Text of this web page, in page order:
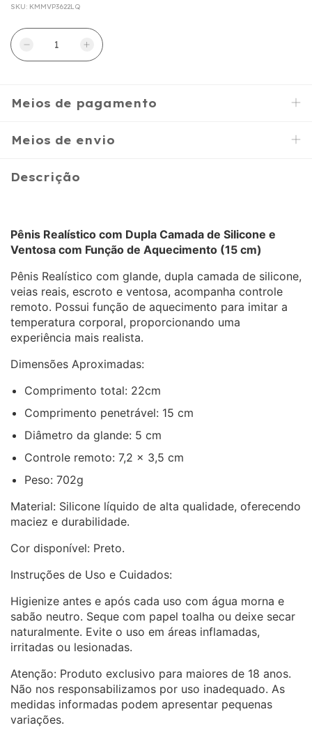
SKU: KMMVP3622LQ
Meios de pagamento
Meios de envio
Descrição
Pênis Realístico com Dupla Camada de Silicone e
Ventosa com Função de Aquecimento (15 cm)
Pênis Realístico com glande, dupla camada de silicone,
veias reais, escroto e ventosa, acompanha controle
remoto. Possui função de aquecimento para imitar a
temperatura corporal, proporcionando uma
experiência mais realista.
Dimensões Aproximadas:
Comprimento total: 22cm
Comprimento penetrável: 15 cm
Diâmetro da glande: 5 cm
Controle remoto: 7,2 x 3,5 cm
Peso: 702g
Material: Silicone líquido de alta qualidade, oferecendo
maciez e durabilidade.
Cor disponível: Preto.
Instruções de Uso e Cuidados:
Higienize antes e após cada uso com água morna e
sabão neutro. Seque com papel toalha ou deixe secar
naturalmente. Evite o uso em áreas inflamadas,
irritadas ou lesionadas.
Atenção: Produto exclusivo para maiores de 18 anos.
Não nos responsabilizamos por uso inadequado. As
medidas informadas podem apresentar pequenas
variações.